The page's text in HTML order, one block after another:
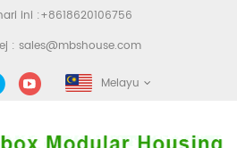
ini :+8618620106756
: sales@mbshouse.com
Melayu